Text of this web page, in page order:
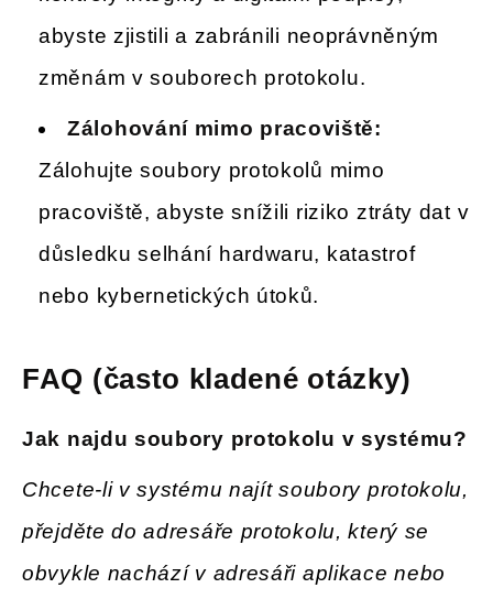
abyste zjistili a zabránili neoprávněným
změnám v souborech protokolu.
Zálohování mimo pracoviště:
Zálohujte soubory protokolů mimo
pracoviště, abyste snížili riziko ztráty dat v
důsledku selhání hardwaru, katastrof
nebo kybernetických útoků.
FAQ (často kladené otázky)
Jak najdu soubory protokolu v systému?
Chcete-li v systému najít soubory protokolu,
přejděte do adresáře protokolu, který se
obvykle nachází v adresáři aplikace nebo